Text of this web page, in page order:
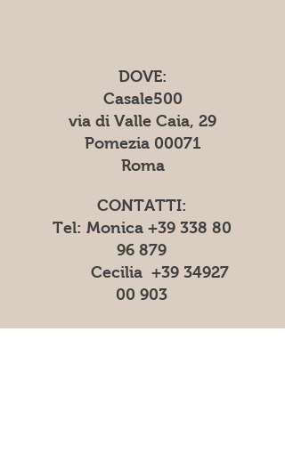
DOVE:
Casale500
via di Valle Caia, 29
Pomezia 00071
Roma
CONTATTI:
Tel: Monica +39 338 80
96 879
Cecilia +39 34927
00 903